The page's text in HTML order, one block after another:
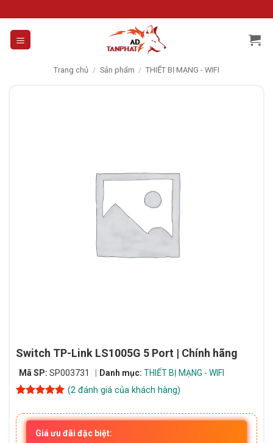
to
content
Trang chủ / Sản phẩm / THIẾT BỊ MẠNG - WIFI
Switch TP-Link LS1005G 5 Port | Chính hãng
Mã SP: SP003731 Danh mục: THIẾT BỊ MẠNG - WIFI
dựa trên
đánh giá
(2đánh giá của khách hàng)
Giá ưu đãi đặc biệt: